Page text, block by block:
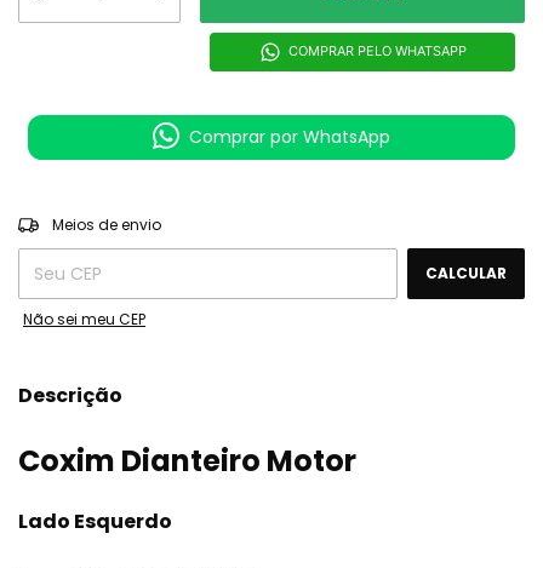
COMPRAR PELO WHATSAPP
Comprar por WhatsApp
Entregas para o CEP:
Meios de envio
CALCULAR
Não sei meu CEP
Descrição
Coxim Dianteiro Motor
Lado Esquerdo